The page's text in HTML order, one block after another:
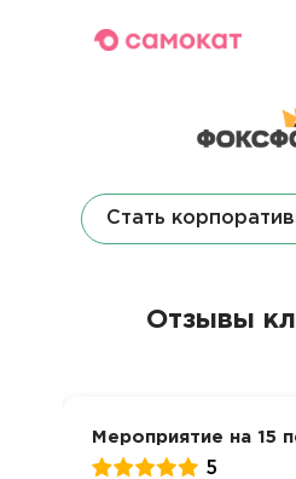
Стать
Отзывы
Мероприятие на 15
5